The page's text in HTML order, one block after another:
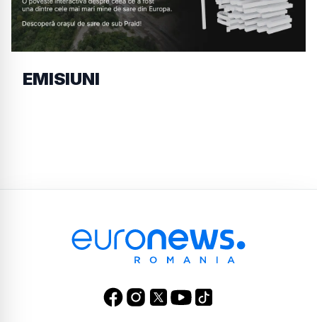
EMISIUNI